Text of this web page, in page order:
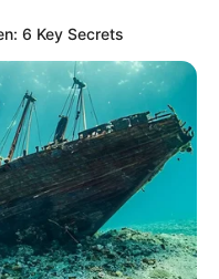
LAINNYA
6 Key Secrets